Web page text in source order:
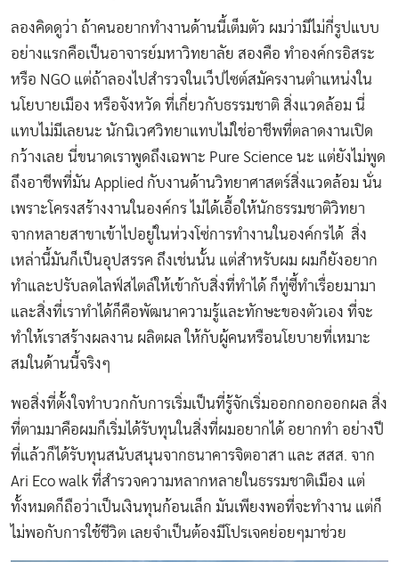
ลองคิดดูว่า ถ้าคนอยากทำงานด้านนี้เต็มตัว ผมว่ามีไม่กี่รูปแบบ
อย่างแรกคือเป็นอาจารย์มหาวิทยาลัย สองคือ ทำองค์กรอิสระ
หรือ NGO แต่ถ้าลองไปสำรวจในเว็ปไซต์สมัครงานตำแหน่งใน
นโยบายเมือง หรือจังหวัด ที่เกี่ยวกับธรรมชาติ สิ่งแวดล้อม นี่
แทบไม่มีเลยนะ นักนิเวศวิทยาแทบไม่ใช่อาชีพที่ตลาดงานเปิด
กว้างเลย นี่ขนาดเราพูดถึงเฉพาะ Pure Science นะ แต่ยังไม่พูด
ถึงอาชีพที่มัน Applied กับงานด้านวิทยาศาสตร์สิ่งแวดล้อม นั่น
เพราะโครงสร้างงานในองค์กร ไม่ได้เอื้อให้นักธรรมชาติวิทยา
จากหลายสาขาเข้าไปอยู่ในห่วงโซ่การทำงานในองค์กรได้ สิ่ง
เหล่านี้มันก็เป็นอุปสรรค ถึงเช่นนั้น แต่สำหรับผม ผมก็ยังอยาก
ทำและปรับลดไลฟ์สไตล์ให้เข้ากับสิ่งที่ทำได้ ก็ทู่ซี้ทำเรื่อยมามา
และสิ่งที่เราทำได้ก็คือพัฒนาความรู้และทักษะของตัวเอง ที่จะ
ทำให้เราสร้างผลงาน ผลิตผล ให้กับผู้คนหรือนโยบายที่เหมาะ
สมในด้านนี้จริงๆ
พอสิ่งที่ตั้งใจทำบวกกับการเริ่มเป็นที่รู้จักเริ่มออกกอกออกผล สิ่ง
ที่ตามมาคือผมก็เริ่มได้รับทุนในสิ่งที่ผมอยากได้ อยากทำ อย่างปี
ที่แล้วก็ได้รับทุนสนับสนุนจากธนาคารจิตอาสา และ สสส. จาก
Ari Eco walk ที่สำรวจความหลากหลายในธรรมชาติเมือง แต่
ทั้งหมดก็ถือว่าเป็นเงินทุนก้อนเล็ก มันเพียงพอที่จะทำงาน แต่ก็
ไม่พอกับการใช้ชีวิต เลยจำเป็นต้องมีโปรเจคย่อยๆมาช่วย